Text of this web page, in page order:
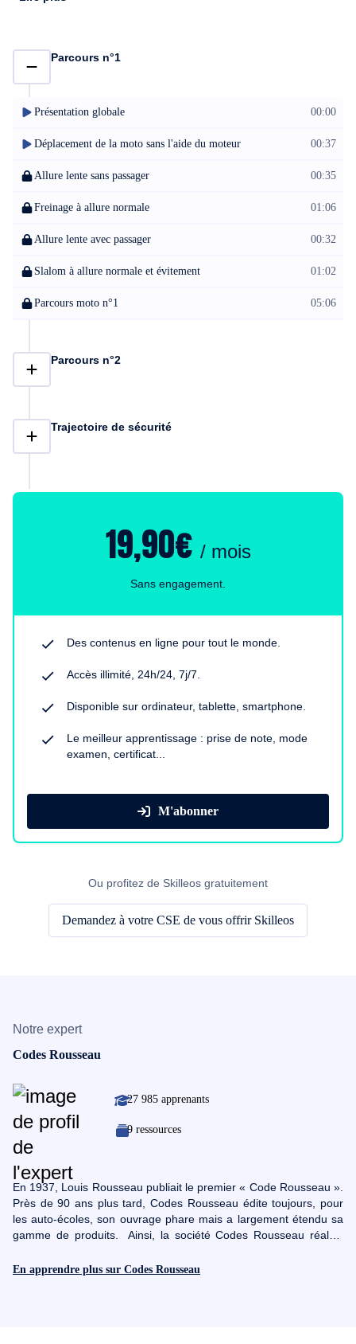
Parcours n°1
Présentation globale 00:00
Déplacement de la moto sans l'aide du moteur 00:37
Allure lente sans passager 00:35
Freinage à allure normale 01:06
Allure lente avec passager 00:32
Slalom à allure normale et évitement 01:02
Parcours moto n°1 05:06
Parcours n°2
Trajectoire de sécurité
19,90€ / mois
Sans engagement.
Des contenus en ligne pour tout le monde.
Accès illimité, 24h/24, 7j/7.
Disponible sur ordinateur, tablette, smartphone.
Le meilleur apprentissage : prise de note, mode
examen, certificat...
M'abonner
Ou profitez de Skilleos gratuitement
Demandez à votre CSE de vous offrir Skilleos
Notre expert
Codes Rousseau
27 985 apprenants
9 ressources
En 1937, Louis Rousseau publiait le premier « Code Rousseau ».
Près de 90 ans plus tard, Codes Rousseau édite toujours, pour
les auto-écoles, son ouvrage phare mais a largement étendu sa
gamme de produits. Ainsi, la société Codes Rousseau réalise
commercialisant des outils en ligne à destination des
En apprendre plus sur Codes Rousseau